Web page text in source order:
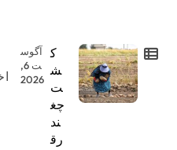
ک
ش
ت
چغ
ند
رق
آگوس
ت 6,
2026